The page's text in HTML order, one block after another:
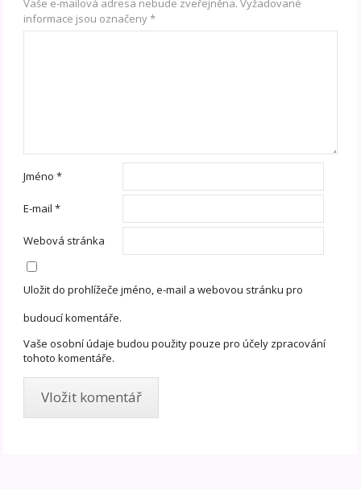
Vaše e-mailová adresa nebude zveřejněna. Vyžadované
informace jsou označeny*
Jméno*
E-mail*
Webová stránka
Uložit do prohlížeče jméno, e-mail a webovou stránku pro
budoucí komentáře.
Vaše osobní údaje budou použity pouze pro účely zpracování
tohoto komentáře.